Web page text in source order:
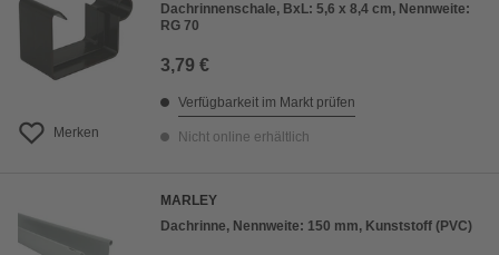
Merken
Dachrinnenschale, BxL: 5,6 x 8,4 cm, Nennweite:
RG 70
3,79 €
Verfügbarkeit im Markt prüfen
Nicht online erhältlich
MARLEY
Dachrinne, Nennweite: 150 mm, Kunststoff (PVC)